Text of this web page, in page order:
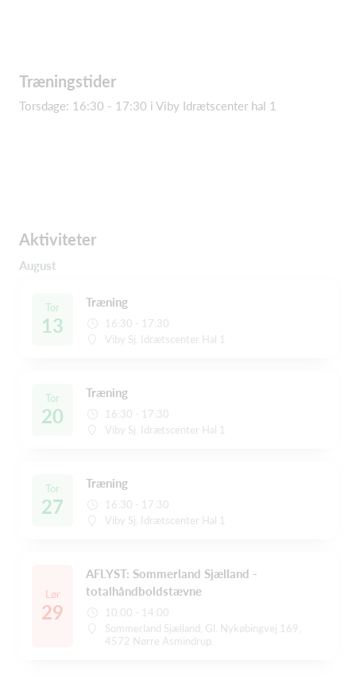
Træningstider
Torsdage: 16:30 - 17:30 i Viby Idrætscenter hal 1
Aktiviteter
August
Tor
13
Træning
16:30 - 17:30
Viby Sj. Idrætscenter Hal 1
Tor
20
Træning
16:30 - 17:30
Viby Sj. Idrætscenter Hal 1
Tor
27
Træning
16:30 - 17:30
Viby Sj. Idrætscenter Hal 1
Lør
29
AFLYST: Sommerland Sjælland -
totalhåndboldstævne
10:00 - 14:00
Sommerland Sjælland, Gl. Nykøbingvej 169,
4572 Nørre Asmindrup.